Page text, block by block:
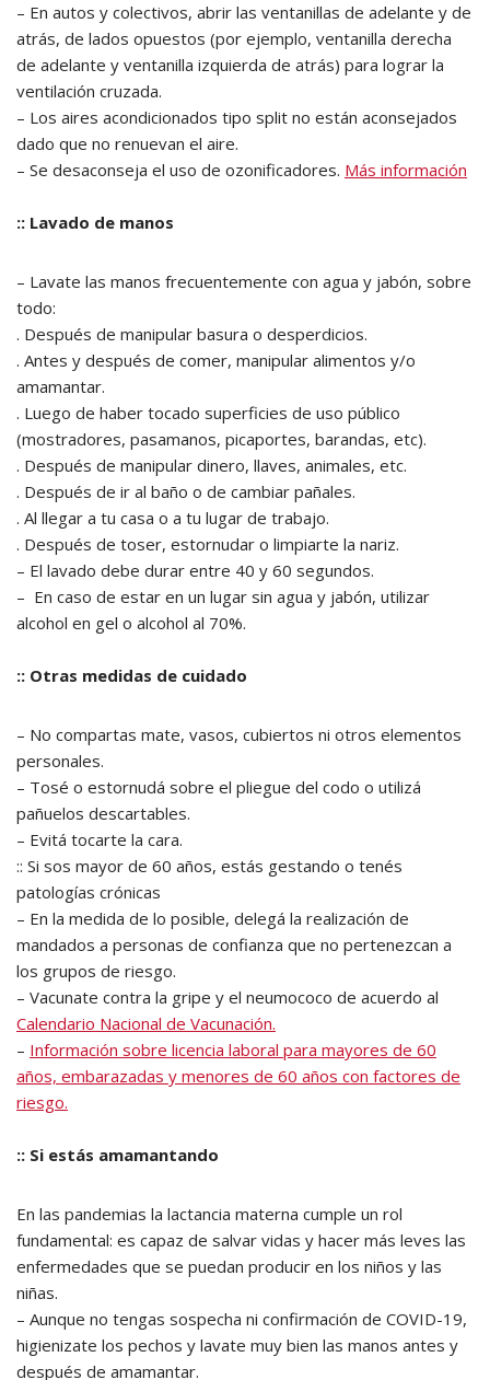
– En autos y colectivos, abrir las ventanillas de adelante y de
atrás, de lados opuestos (por ejemplo, ventanilla derecha
de adelante y ventanilla izquierda de atrás) para lograr la
ventilación cruzada.
– Los aires acondicionados tipo split no están aconsejados
dado que no renuevan el aire.
– Se desaconseja el uso de ozonificadores. Más información
:: Lavado de manos
– Lavate las manos frecuentemente con agua y jabón, sobre
todo:
. Después de manipular basura o desperdicios.
. Antes y después de comer, manipular alimentos y/o
amamantar.
. Luego de haber tocado superficies de uso público
(mostradores, pasamanos, picaportes, barandas, etc).
. Después de manipular dinero, llaves, animales, etc.
. Después de ir al baño o de cambiar pañales.
. Al llegar a tu casa o a tu lugar de trabajo.
. Después de toser, estornudar o limpiarte la nariz.
– El lavado debe durar entre 40 y 60 segundos.
– En caso de estar en un lugar sin agua y jabón, utilizar
alcohol en gel o alcohol al 70%.
:: Otras medidas de cuidado
– No compartas mate, vasos, cubiertos ni otros elementos
personales.
– Tosé o estornudá sobre el pliegue del codo o utilizá
pañuelos descartables.
– Evitá tocarte la cara.
:: Si sos mayor de 60 años, estás gestando o tenés
patologías crónicas
– En la medida de lo posible, delegá la realización de
mandados a personas de confianza que no pertenezcan a
los grupos de riesgo.
– Vacunate contra la gripe y el neumococo de acuerdo al
Calendario Nacional de Vacunación.
– Información sobre licencia laboral para mayores de 60
años, embarazadas y menores de 60 años con factores de
riesgo.
:: Si estás amamantando
En las pandemias la lactancia materna cumple un rol
fundamental: es capaz de salvar vidas y hacer más leves las
enfermedades que se puedan producir en los niños y las
niñas.
– Aunque no tengas sospecha ni confirmación de COVID-19,
higienizate los pechos y lavate muy bien las manos antes y
después de amamantar.